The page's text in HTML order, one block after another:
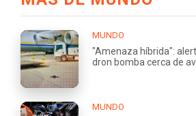
MUNDO
"Amenaza híbrida":
dron bomba cerca de
MUNDO